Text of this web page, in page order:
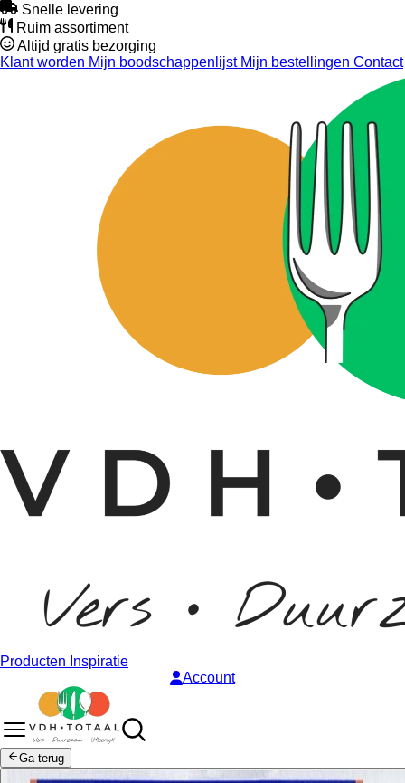
Snelle levering
Ruim assortiment
Altijd gratis bezorging
Klant worden Mijn boodschappenlijstMijn bestellingen Contact
Producten Inspiratie
Account
Ga terug